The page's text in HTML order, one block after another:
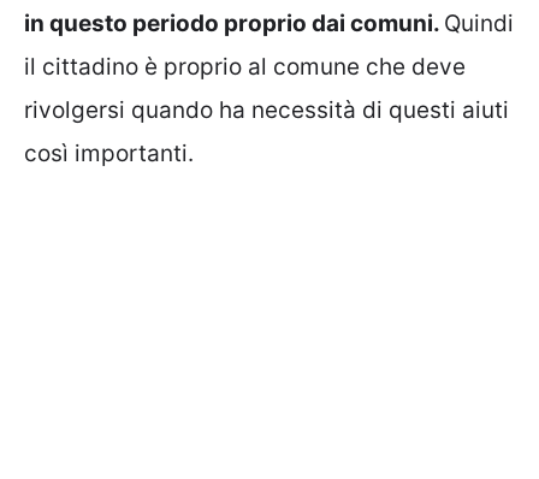
in questo periodo proprio dai comuni. Quindi
il cittadino è proprio al comune che deve
rivolgersi quando ha necessità di questi aiuti
così importanti.